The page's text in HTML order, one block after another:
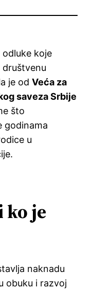
koje
društvenu
je odVeća za
saveza Srbije
što
godinama
u
ko je
naknadu
obuku i razvoj